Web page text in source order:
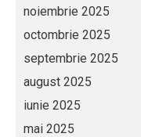
noiembrie 2025
octombrie 2025
septembrie 2025
august 2025
iunie 2025
mai 2025